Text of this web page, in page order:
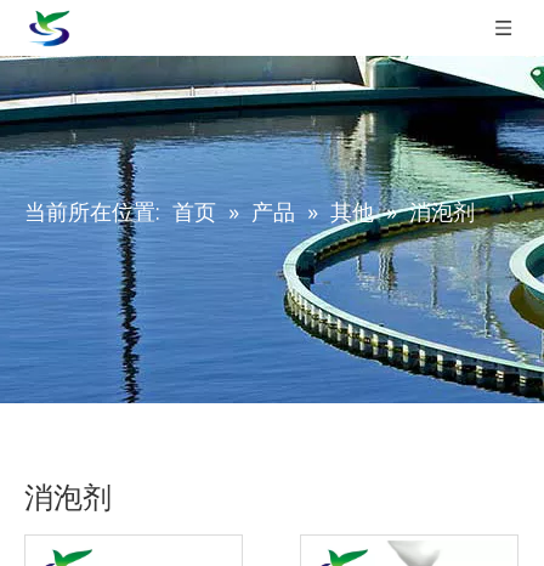
当前所在位置: 首页 » 产品 » 其他 » 消泡剂
消泡剂